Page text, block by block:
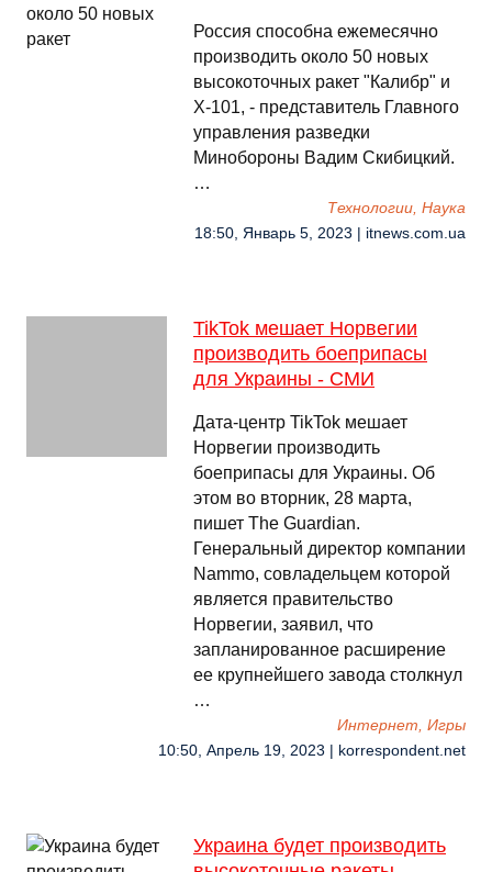
Россия способна ежемесячно
производить около 50 новых
высокоточных ракет "Калибр" и
Х-101, - представитель Главного
управления разведки
Минобороны Вадим Скибицкий.
…
Технологии, Наука
18:50, Январь 5, 2023 | itnews.com.ua
TikTok мешает Норвегии
производить боеприпасы
для Украины - СМИ
Дата-центр TikTok мешает
Норвегии производить
боеприпасы для Украины. Об
этом во вторник, 28 марта,
пишет The Guardian.
Генеральный директор компании
Nammo, совладельцем которой
является правительство
Норвегии, заявил, что
запланированное расширение
ее крупнейшего завода столкнул
…
Интернет, Игры
10:50, Апрель 19, 2023 | korrespondent.net
Украина будет производить